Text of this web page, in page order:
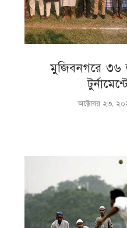
মুজিবনগরে ৩৬
অক্টোবর ২৩,